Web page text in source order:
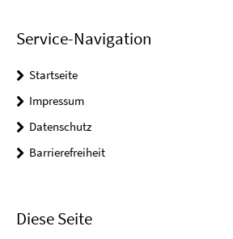
Service-Navigation
Startseite
Impressum
Datenschutz
Barrierefreiheit
Diese Seite